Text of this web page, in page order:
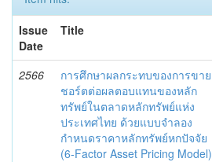
Issue
Date
Title
2566
การศึกษาผลกระทบของการขาย
ชอร์ตต่อผลตอบแทนของหลัก
ทรัพย์ในตลาดหลักทรัพย์แห่ง
ประเทศไทย ด้วยแบบจำลอง
กำหนดราคาหลักทรัพย์หกปัจจัย
(6-Factor Asset Pricing Model)